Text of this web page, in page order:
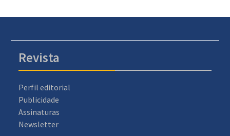
Revista
Perfil editorial
Publicidade
Assinaturas
Newsletter